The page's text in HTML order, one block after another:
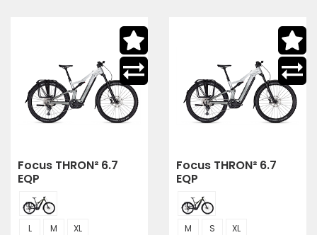
Focus THRON² 6.7
EQP
L M
XL
Focus THRON² 6.7
EQP
M S
XL